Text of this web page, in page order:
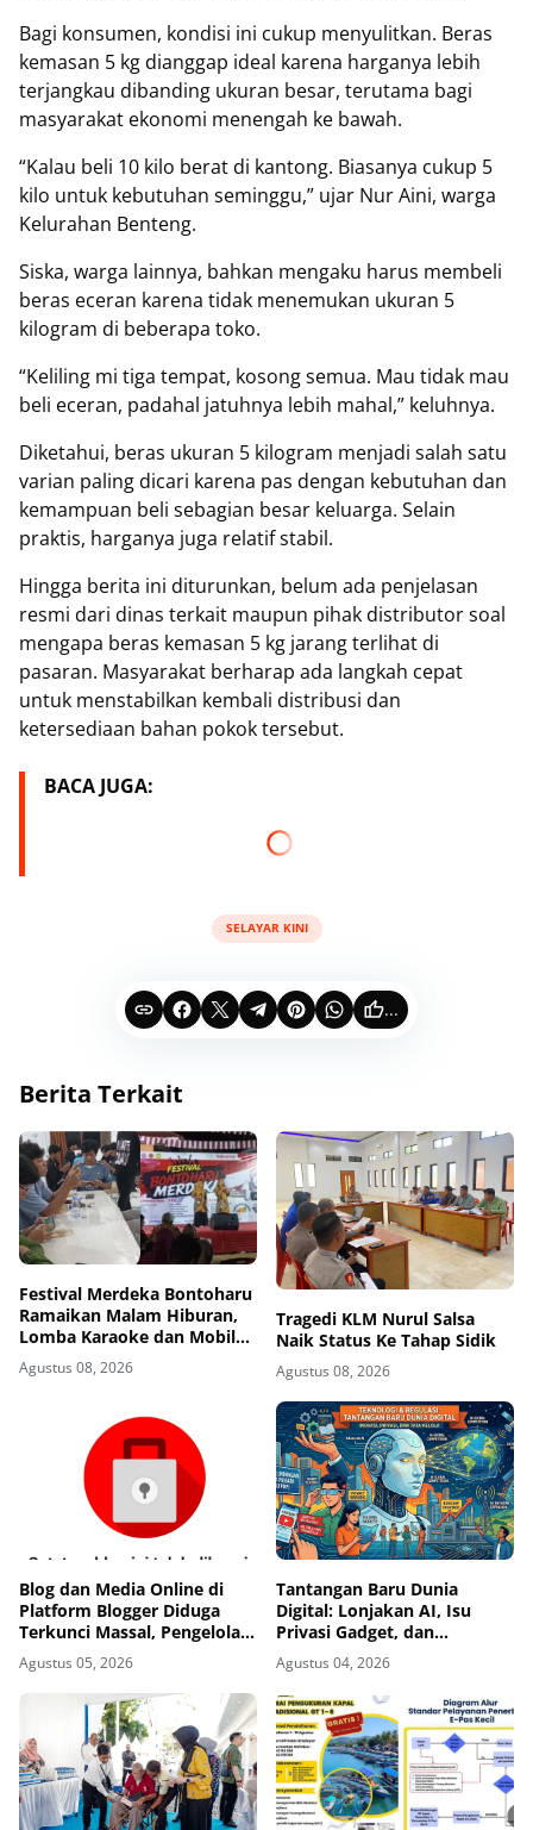
Bagi konsumen, kondisi ini cukup menyulitkan. Beras
kemasan 5 kg dianggap ideal karena harganya lebih
terjangkau dibanding ukuran besar, terutama bagi
masyarakat ekonomi menengah ke bawah.
“Kalau beli 10 kilo berat di kantong. Biasanya cukup 5
kilo untuk kebutuhan seminggu,” ujar Nur Aini, warga
Kelurahan Benteng.
Siska, warga lainnya, bahkan mengaku harus membeli
beras eceran karena tidak menemukan ukuran 5
kilogram di beberapa toko.
“Keliling mi tiga tempat, kosong semua. Mau tidak mau
beli eceran, padahal jatuhnya lebih mahal,” keluhnya.
Diketahui, beras ukuran 5 kilogram menjadi salah satu
varian paling dicari karena pas dengan kebutuhan dan
kemampuan beli sebagian besar keluarga. Selain
praktis, harganya juga relatif stabil.
Hingga berita ini diturunkan, belum ada penjelasan
resmi dari dinas terkait maupun pihak distributor soal
mengapa beras kemasan 5 kg jarang terlihat di
pasaran. Masyarakat berharap ada langkah cepat
untuk menstabilkan kembali distribusi dan
ketersediaan bahan pokok tersebut.
BACA JUGA:
SELAYAR KINI
...
Berita Terkait
‎Festival Merdeka Bontoharu
Ramaikan Malam Hiburan,
Lomba Karaoke dan Mobile
Legends Diserbu Peserta ‎
Agustus 08, 2026
Tragedi KLM Nurul Salsa
Naik Status Ke Tahap Sidik
Agustus 08, 2026
Blog dan Media Online di
Platform Blogger Diduga
Terkunci Massal, Pengelola
Dibuat Cemas
Agustus 05, 2026
Tantangan Baru Dunia
Digital: Lonjakan AI, Isu
Privasi Gadget, dan
Pengawasan Ketat Industri
Teknologi
Agustus 04, 2026